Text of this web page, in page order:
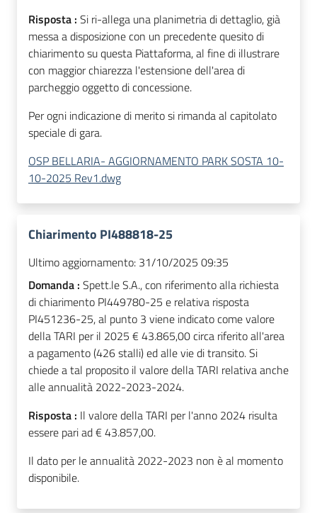
Risposta : Si ri-allega una planimetria di dettaglio, già
messa a disposizione con un precedente quesito di
chiarimento su questa Piattaforma, al fine di illustrare
con maggior chiarezza l'estensione dell'area di
parcheggio oggetto di concessione.
Per ogni indicazione di merito si rimanda al capitolato
speciale di gara.
OSP BELLARIA- AGGIORNAMENTO PARK SOSTA 10-
10-2025 Rev1.dwg
Chiarimento PI488818-25
Ultimo aggiornamento: 31/10/2025 09:35
Domanda : Spett.le S.A., con riferimento alla richiesta
di chiarimento PI449780-25 e relativa risposta
PI451236-25, al punto 3 viene indicato come valore
della TARI per il 2025 € 43.865,00 circa riferito all'area
a pagamento (426 stalli) ed alle vie di transito. Si
chiede a tal proposito il valore della TARI relativa anche
alle annualità 2022-2023-2024.
Risposta : Il valore della TARI per l'anno 2024 risulta
essere pari ad € 43.857,00.
Il dato per le annualità 2022-2023 non è al momento
disponibile.